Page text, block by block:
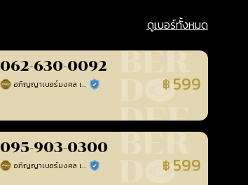
ดูเบอร์ทั้งหมด
062-630-0092
อภิญญาเบอร์มงคล เบอร์สวยเลขศาสตร์ ร้านยืนยันแล้ว ฿ 599
095-903-0300
อภิญญาเบอร์มงคล เบอร์สวยเลขศาสตร์ ร้านยืนยันแล้ว ฿ 599